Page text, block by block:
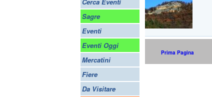
Sagre
Eventi
Eventi Oggi
Mercatini
Fiere
Da Visitare
Prima Pagina